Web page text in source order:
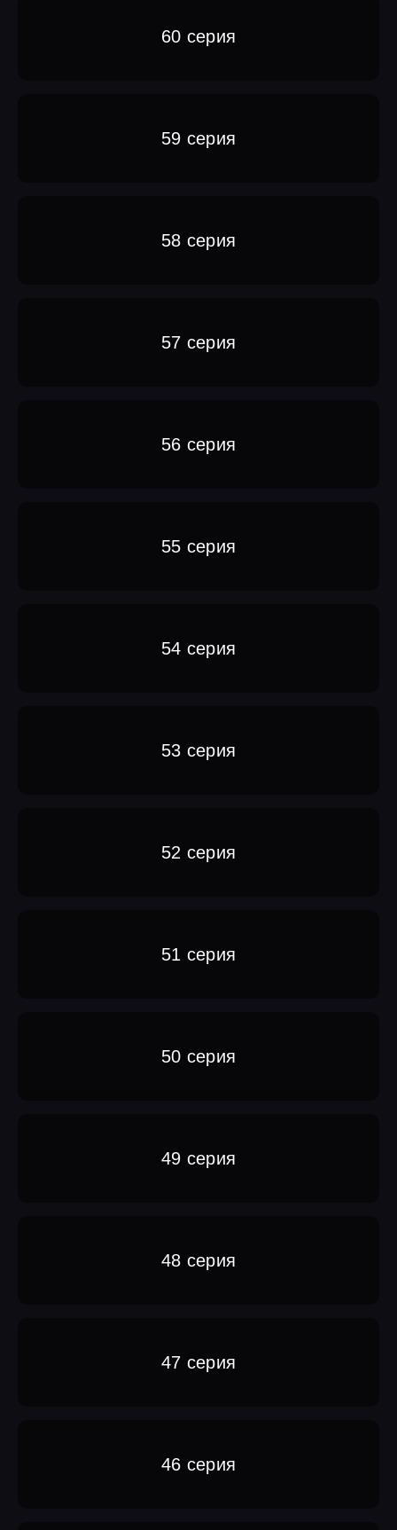
60 серия
59 серия
58 серия
57 серия
56 серия
55 серия
54 серия
53 серия
52 серия
51 серия
50 серия
49 серия
48 серия
47 серия
46 серия